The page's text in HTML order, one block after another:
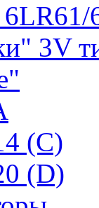
3V
(C)
(D)